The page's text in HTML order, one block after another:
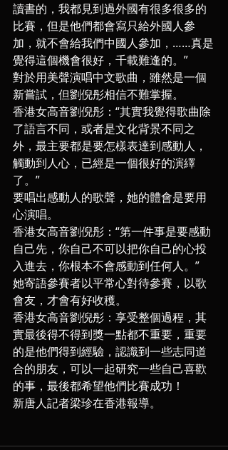
讀書的，我都見到過外國有很多很多的
比賽，但是他們都會寫只給外國人參
加，就不會給我們中國人參加，……真是
覺得這個機會很好，千載難逢的。”
對於用美聲演唱中文歌曲，雖然是一個
新嘗試，但劉倪彤相信不難掌握。
香港女高音劉倪彤：“其實我覺得歌曲除
了語言不同，或者是文化背景不同之
外，最主要都是要怎樣表達到感動人，
觸動到人心，已經是一個很好的演繹
了。”
要唱出感動人的歌聲，她的體會是要用
心演唱。
香港女高音劉倪彤：“第一件事是要感動
自己先，你自己不可以把你自己的心投
入進去，你根本不會感動到任何人。”
她寄語參賽者以平常心對待參賽，以歌
會友，才會有好收穫。
香港女高音劉倪彤：享受整個過程，其
實最後得不得到獎一點都不重要，重要
的是他們得到經驗，認識到一些志同道
合的朋友，可以一起研究一些自己喜歡
的事，最後都希望他們比賽成功！
新唐人記者梁珍在香港報導。